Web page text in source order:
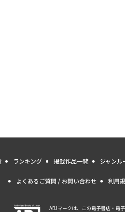
ランキング 掲載作品一覧 ジャンル
よくあるご質問 / お問い合わせ 利用
ABJマークは、この電子書店・電